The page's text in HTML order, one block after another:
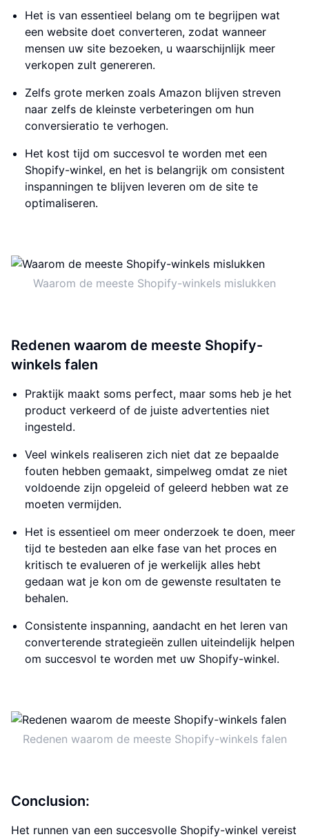
Het is van essentieel belang om te begrijpen wat
een website doet converteren, zodat wanneer
mensen uw site bezoeken, u waarschijnlijk meer
verkopen zult genereren.
Zelfs grote merken zoals Amazon blijven streven
naar zelfs de kleinste verbeteringen om hun
conversieratio te verhogen.
Het kost tijd om succesvol te worden met een
Shopify-winkel, en het is belangrijk om consistent
inspanningen te blijven leveren om de site te
optimaliseren.
Waarom de meeste Shopify-winkels mislukken
Redenen waarom de meeste Shopify-
winkels falen
Praktijk maakt soms perfect, maar soms heb je het
product verkeerd of de juiste advertenties niet
ingesteld.
Veel winkels realiseren zich niet dat ze bepaalde
fouten hebben gemaakt, simpelweg omdat ze niet
voldoende zijn opgeleid of geleerd hebben wat ze
moeten vermijden.
Het is essentieel om meer onderzoek te doen, meer
tijd te besteden aan elke fase van het proces en
kritisch te evalueren of je werkelijk alles hebt
gedaan wat je kon om de gewenste resultaten te
behalen.
Consistente inspanning, aandacht en het leren van
converterende strategieën zullen uiteindelijk helpen
om succesvol te worden met uw Shopify-winkel.
Redenen waarom de meeste Shopify-winkels falen
Conclusion:
Het runnen van een succesvolle Shopify-winkel vereist